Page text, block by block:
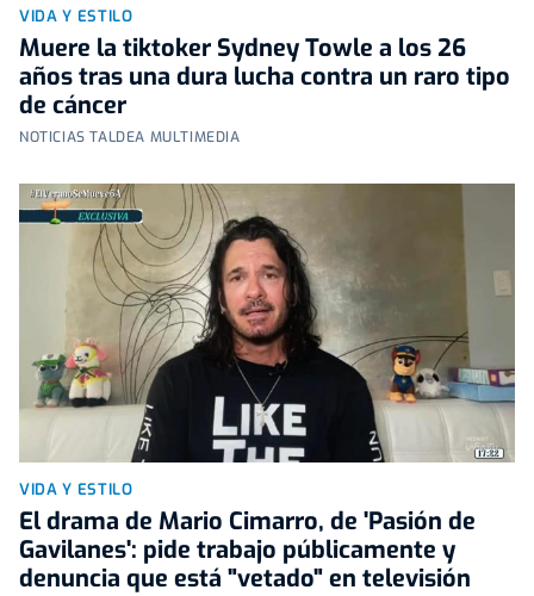
VIDA Y ESTILO
Muere la tiktoker Sydney Towle a los 26
años tras una dura lucha contra un raro tipo
de cáncer
NOTICIAS TALDEA MULTIMEDIA
VIDA Y ESTILO
El drama de Mario Cimarro, de 'Pasión de
Gavilanes': pide trabajo públicamente y
denuncia que está "vetado" en televisión